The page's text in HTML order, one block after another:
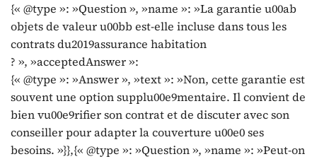
{« @type »: »Question », »name »: »La garantie u00ab
objets de valeur u00bb est-elle incluse dans tous les
contrats du2019assurance habitation
? », »acceptedAnswer »:
{« @type »: »Answer », »text »: »Non, cette garantie est
souvent une option supplu00e9mentaire. Il convient de
bien vu00e9rifier son contrat et de discuter avec son
conseiller pour adapter la couverture u00e0 ses
besoins. »}},{« @type »: »Question », »name »: »Peut-on